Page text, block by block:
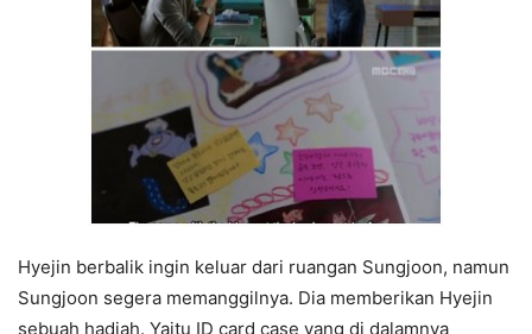
Hyejin berbalik ingin keluar dari ruangan Sungjoon, namun
Sungjoon segera memanggilnya. Dia memberikan Hyejin
sebuah hadiah. Yaitu ID card case yang di dalamnya